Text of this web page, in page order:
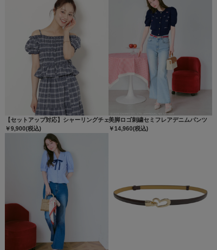
【セットアップ対応】シャーリングチェックブラウス
￥9,900(税込)
美脚ロゴ刺繍セミフレアデニムパンツ
￥14,960(税込)